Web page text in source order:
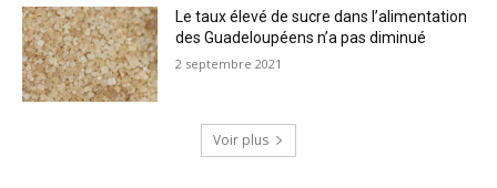
Le taux élevé de sucre dans l’alimentation
des Guadeloupéens n’a pas diminué
2 septembre 2021
Voir plus